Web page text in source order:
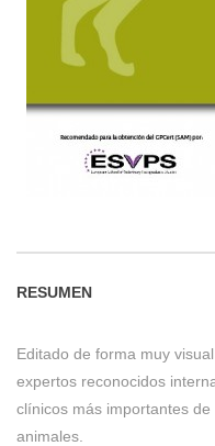
RESUMEN
Editado de forma muy
expertos reconocidos
clínicos más importantes
animales.